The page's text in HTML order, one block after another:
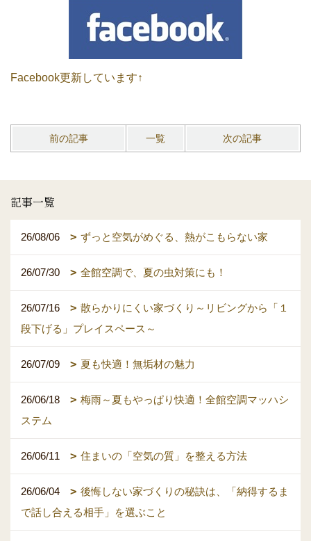
Facebook更新しています↑
前の記事 一覧 次の記事
記事一覧
26/08/06 ずっと空気がめぐる、熱がこもらない家
26/07/30 全館空調で、夏の虫対策にも！
26/07/16
散らかりにくい家づくり～リビングから「１
段下げる」プレイスペース～
26/07/09 夏も快適！無垢材の魅力
26/06/18
梅雨～夏もやっぱり快適！全館空調マッハシ
ステム
26/06/11 住まいの「空気の質」を整える方法
26/06/04
後悔しない家づくりの秘訣は、「納得するま
で話し合える相手」を選ぶこと